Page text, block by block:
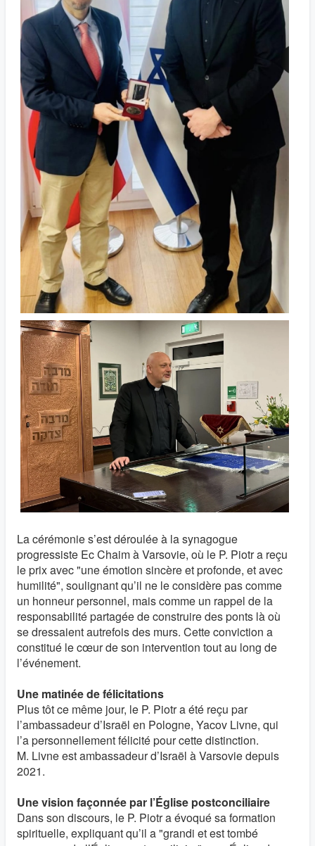
La cérémonie s’est déroulée à la synagogue
progressiste Ec Chaim à Varsovie, où le P. Piotr a reçu
le prix avec "une émotion sincère et profonde, et avec
humilité", soulignant qu’il ne le considère pas comme
un honneur personnel, mais comme un rappel de la
responsabilité partagée de construire des ponts là où
se dressaient autrefois des murs. Cette conviction a
constitué le cœur de son intervention tout au long de
l’événement.
Une matinée de félicitations
Plus tôt ce même jour, le P. Piotr a été reçu par
l’ambassadeur d’Israël en Pologne, Yacov Livne, qui
l’a personnellement félicité pour cette distinction.
M. Livne est ambassadeur d’Israël à Varsovie depuis
2021.
Une vision façonnée par l’Église postconciliaire
Dans son discours, le P. Piotr a évoqué sa formation
spirituelle, expliquant qu’il a "grandi et est tombé